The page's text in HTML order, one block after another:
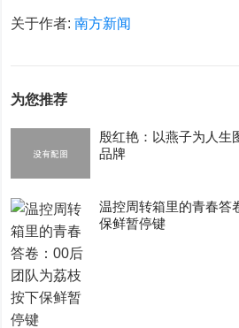
关于作者:南方新闻
为您推荐
殷红艳：以燕子为人生
品牌
温控周转箱里的青春答
保鲜暂停键